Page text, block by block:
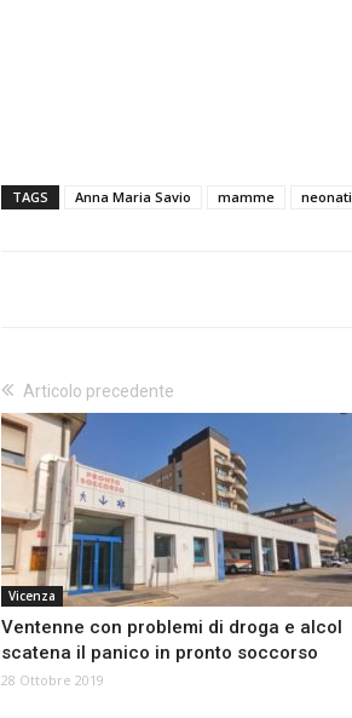
TAGS Anna Maria Savio mamme neonati
Articolo precedente
Vicenza
Ventenne con problemi di droga e alcol
scatena il panico in pronto soccorso
28 Ottobre 2019